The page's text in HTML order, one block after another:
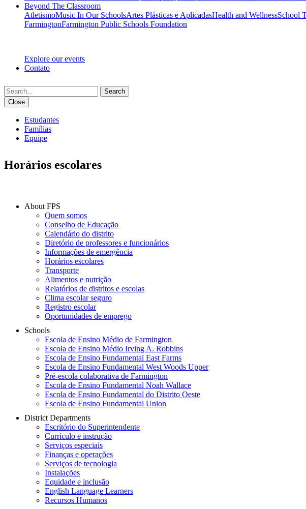
Beyond The Classroom
AtletismoMusic In Our SchoolsArtes Plásticas e AplicadasHealth and WellnessSchool
FarmingtonFarmington Public Schools Foundation
Explore our events
Contato
Search
Close
Estudantes
Famílias
Equipe
Horários escolares
About FPS
Quem somos
Conselho de Educação
Calendário do distrito
Diretório de professores e funcionários
Informações de emergência
Horários escolares
Transporte
Alimentos e nutrição
Relatórios de distritos e escolas
Clima escolar seguro
Registro escolar
Oportunidades de emprego
Schools
Escola de Ensino Médio de Farmington
Escola de Ensino Médio Irving A. Robbins
Escola de Ensino Fundamental East Farms
Escola de Ensino Fundamental West Woods Upper
Pré-escola colaborativa de Farmington
Escola de Ensino Fundamental Noah Wallace
Escola de Ensino Fundamental do Distrito Oeste
Escola de Ensino Fundamental Union
District Departments
Escritório do Superintendente
Currículo e instrução
Serviços especiais
Finanças e operações
Serviços de tecnologia
Instalações
Equidade e inclusão
English Language Learners
Recursos Humanos